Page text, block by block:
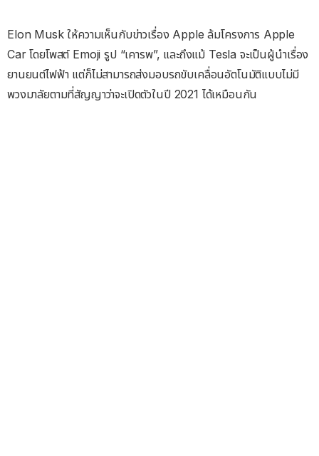
Elon Musk ให้ความเห็นกับข่าวเรื่อง Apple ล้มโครงการ Apple
Car โดยโพสต์ Emoji รูป “เคารพ”, และถึงแม้ Tesla จะเป็นผู้นำเรื่อง
ยานยนต์ไฟฟ้า แต่ก็ไม่สามารถส่งมอบรถขับเคลื่อนอัตโนมัติแบบไม่มี
พวงมาลัยตามที่สัญญาว่าจะเปิดตัวในปี 2021 ได้เหมือนกัน